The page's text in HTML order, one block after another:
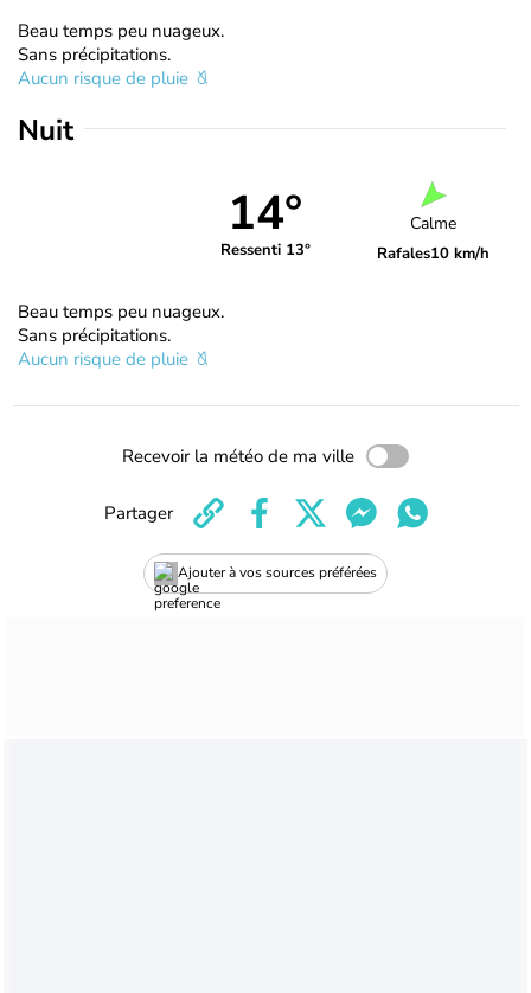
Beau temps peu nuageux.
Sans précipitations.
Aucun risque de pluie
Nuit
14°
Ressenti 13°
Calme
Rafales10 km/h
Beau temps peu nuageux.
Sans précipitations.
Aucun risque de pluie
Recevoir la météo de ma ville
Ajouter à vos sources préférées
Partager